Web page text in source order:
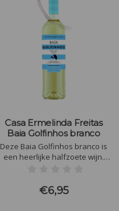
Casa Ermelinda Freitas
Baia Golfinhos branco
Deze Baia Golfinhos branco is
een heerlijke halfzoete wijn.
zacht en toch nog genoeg
frisheid die duidelijk aanwezig
€6,95